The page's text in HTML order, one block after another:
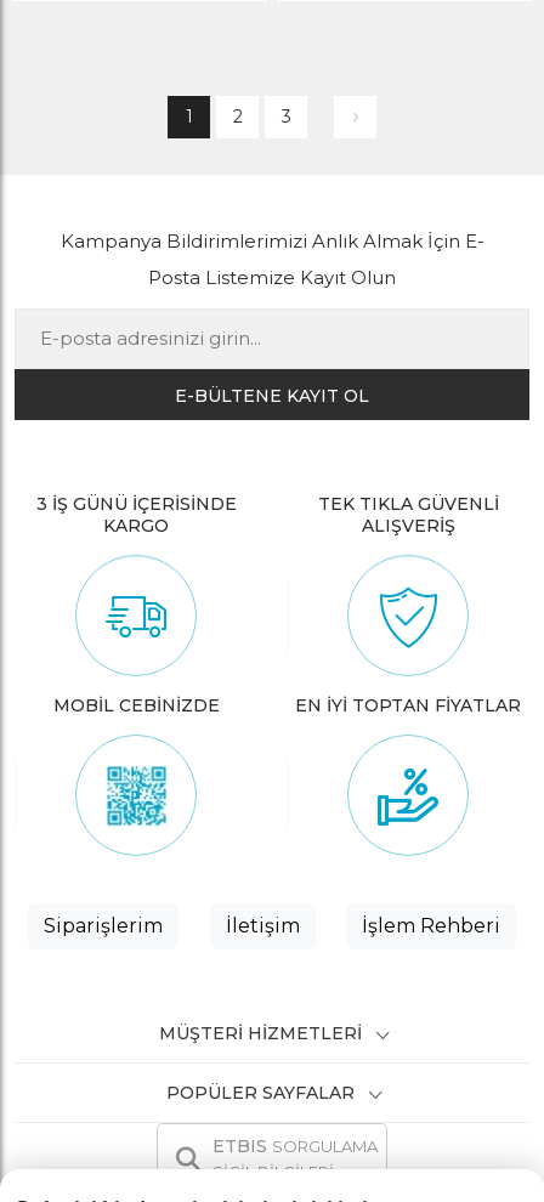
1 2 3
Kampanya Bildirimlerimizi Anlık Almak İçin E-
Posta Listemize Kayıt Olun
E-BÜLTENE KAYIT OL
3 İŞ GÜNÜ İÇERİSİNDE
KARGO
TEK TIKLA GÜVENLİ
ALIŞVERİŞ
MOBİL CEBİNİZDE EN İYİ TOPTAN FİYATLAR
Siparişlerim İletişim İşlem Rehberi
MÜŞTERI HIZMETLERI
POPÜLER SAYFALAR
ETBIS SORGULAMA
SİCİL BİLGİLERİ